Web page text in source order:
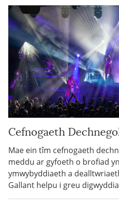
Cefnogaeth
Mae ein tîm cefnogaeth
meddu ar gyfoeth o brofiad
ymwybyddiaeth a
Gallant helpu i greu